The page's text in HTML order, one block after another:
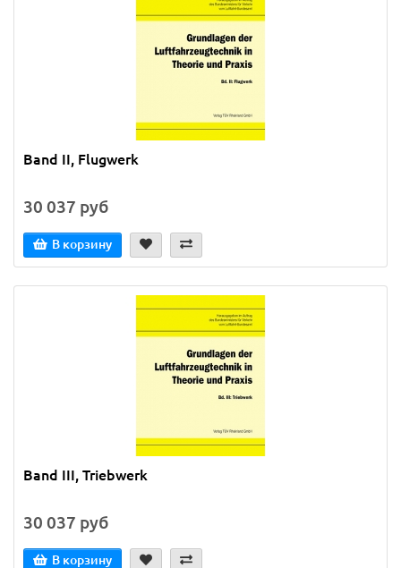
Band II, Flugwerk
30 037 руб
В корзину
Band III, Triebwerk
30 037 руб
В корзину